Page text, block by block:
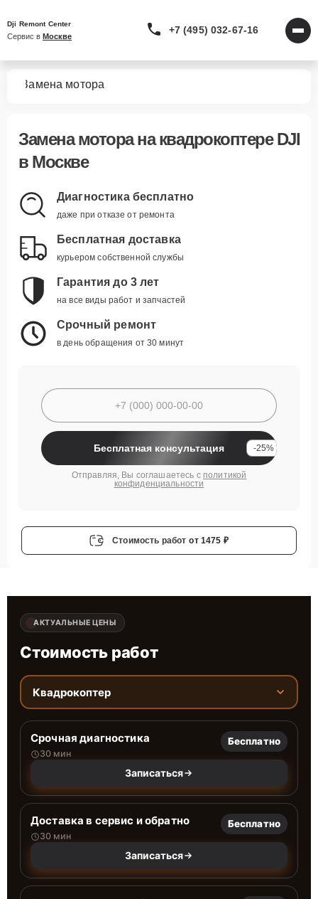
Dji Remont Center
Сервис в Москве
+7 (495) 032-67-16
Замена мотора
Замена моторана квадрокоптере DJI
в Москве
Диагностика бесплатно
даже при отказе от ремонта
Бесплатная доставка
курьером собственной службы
Гарантия до 3 лет
на все виды работ и запчастей
Срочный ремонт
в день обращения от 30 минут
Бесплатная консультация -25%
Отправляя, Вы соглашаетесь с политикой
конфиденциальности
Стоимость работ от 1475 ₽
АКТУАЛЬНЫЕ ЦЕНЫ
Стоимость работ
Квадрокоптер
Срочная диагностика
30 мин
Бесплатно
Записаться
Доставка в сервис и обратно
30 мин
Бесплатно
Записаться